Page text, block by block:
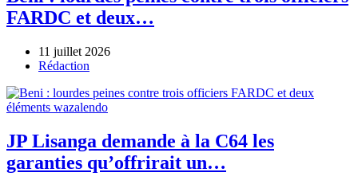
FARDC et deux…
11 juillet 2026
Author
Rédaction
JP Lisanga demande à la C64 les
garanties qu’offrirait un…